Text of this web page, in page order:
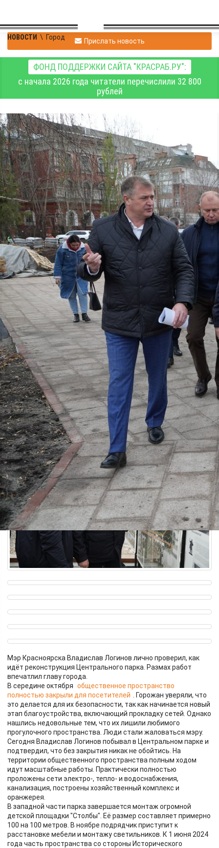
НОВОСТИ \ Город Прислать новость
ФОНД ПОДДЕРЖКИ САЙТА "КРАСРАБ.РУ":
с начала 2026 года читатели перечислили 32 800
рублей
Мэр Красноярска
рассказал, как идёт
реконструкция
Центрального парка
Город
25.10.2023 20:272039
Фото:
t.me/krsk_loginov
Фото:
t.me/krsk_loginov
Фото:
t.me/krsk_loginov
Фото:
t.me/krsk_loginov
Фото:
t.me/krsk_loginov
Фото:
t.me/krsk_loginov
Мэр Красноярска Владислав Логинов лично проверил, как
идёт реконструкция Центрального парка. Размах работ
впечатлил главу города.
В середине октября общественное пространство
полностью закрыли для посетителей
. Горожан уверяли, что
это делается для их безопасности, так как начинается новый
этап благоустройства, включающий прокладку сетей. Однако
нашлись недовольные тем, что их лишили любимого
прогулочного пространства. Люди стали жаловаться мэру.
Сегодня Владислав Логинов побывал в Центральном парке и
подтвердил, что без закрытия никак не обойтись. На
территории общественного пространства полным ходом
идут масштабные работы. Практически полностью
проложены сети электро-, тепло- и водоснабжения,
канализация, построены хозяйственный комплекс и
оранжерея.
В западной части парка завершается монтаж огромной
детской площадки "Столбы". Её размер составляет примерно
100 на 100 метров. В ноябре подрядчик приступит к
расстановке мебели и монтажу светильников. К 1 июня 2024
года часть пространства со стороны Исторического